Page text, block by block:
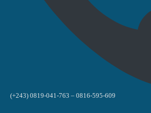
(+243) 0819-041-763 – 0816-595-609